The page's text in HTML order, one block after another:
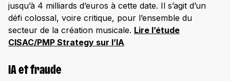
jusqu’à 4 milliards d’euros à cette date. Il s’agit d’un
défi colossal, voire critique, pour l’ensemble du
secteur de la création musicale. Lire l’étude
CISAC/PMP Strategy sur l’IA
IA et fraude